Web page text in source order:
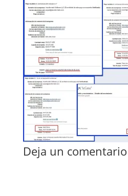
Deja un comentario